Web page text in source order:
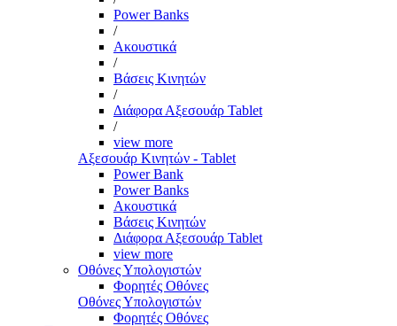
Power Banks
/
Ακουστικά
/
Βάσεις Κινητών
/
Διάφορα Αξεσουάρ Tablet
/
view more
Αξεσουάρ Κινητών - Tablet
Power Bank
Power Banks
Ακουστικά
Βάσεις Κινητών
Διάφορα Αξεσουάρ Tablet
view more
Οθόνες Υπολογιστών
Φορητές Οθόνες
Οθόνες Υπολογιστών
Φορητές Οθόνες